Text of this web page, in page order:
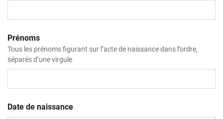
Prénoms
Tous les prénoms figurant sur l’acte de naissance dans l’ordre,
séparés d’une virgule
Date de naissance